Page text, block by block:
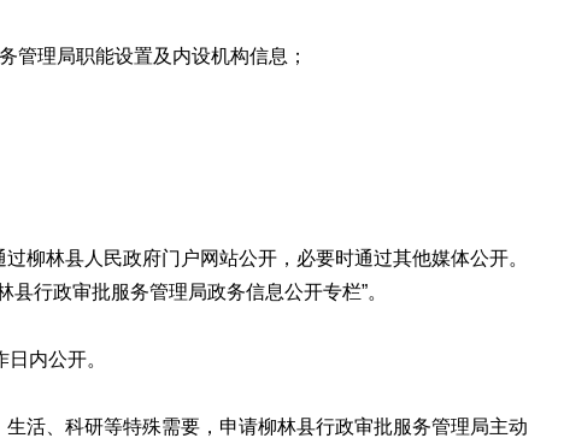
理局职能设置及内设机构信息；
林县人民政府门户网站公开，必要时通过其他媒体公开。
县行政审批服务管理局政务信息公开专栏”。
内公开。
、科研等特殊需要，申请柳林县行政审批服务管理局主动